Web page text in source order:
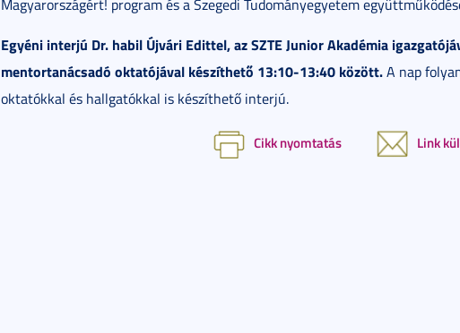
Magyarországért! program és a Szegedi Tudományegyetem
Egyéni interjú Dr. habil Újvári Edittel, az SZTE Junior Akadémia
mentortanácsadó oktatójával készíthető 13:10-13:40 között.A nap
oktatókkal és hallgatókkal is készíthető interjú.
Cikk nyomtatás Link